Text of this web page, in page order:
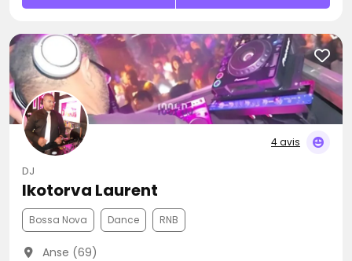
4 avis
DJ
Ikotorva Laurent
Bossa Nova Dance RNB
Anse (69)